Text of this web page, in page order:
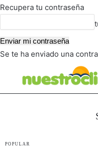
Recupera tu contraseña
Se te ha enviado una
POPULAR